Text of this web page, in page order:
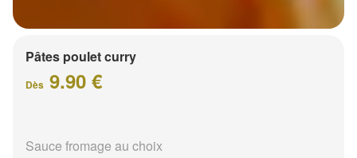
Pâtes poulet curry
Dès 9.90 €
Sauce fromage au choix